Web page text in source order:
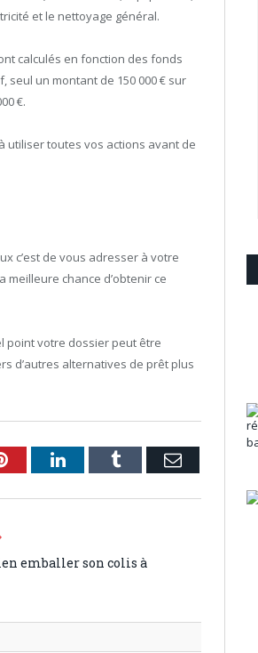
et le nettoyage général.
calculés en fonction des fonds
seul un montant de 150 000 € sur
€.
utiliser toutes vos actions avant de
c’est de vous adresser à votre
chance d’obtenir ce
point votre dossier peut être
d’autres alternatives de prêt plus
PinterestLinkedInTumblr Email
emballer son colis à